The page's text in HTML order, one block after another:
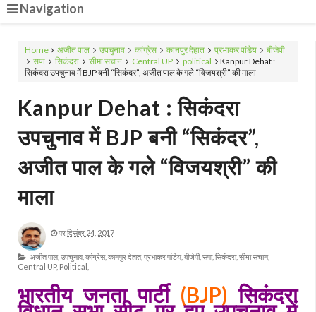
Navigation
Home अजीत पाल उपचुनाव कांग्रेस कानपुर देहात प्रभाकर पांडेय
बीजेपी
सपा
सिकंदरा सीमा सचान Central UP political
Kanpur Dehat :
सिकंदरा उपचुनाव में BJP बनी “सिकंदर”, अजीत पाल के गले “विजयश्री” की माला
Kanpur Dehat : सिकंदरा
उपचुनाव में BJP बनी “सिकंदर”,
अजीत पाल के गले “विजयश्री” की
माला
परदिसंबर 24, 2017
अजीत पाल, उपचुनाव, कांग्रेस, कानपुर देहात, प्रभाकर पांडेय, बीजेपी, सपा, सिकंदरा, सीमा सचान,
Central UP, Political,
भारतीय जनता पार्टी (BJP) सिकंदरा